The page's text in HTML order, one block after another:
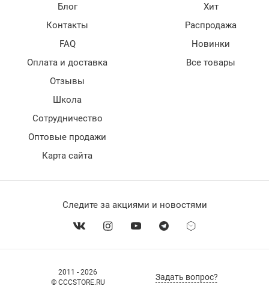
2011 - 2026
© CCCSTORE.RU
Задать вопрос?
Блог
Контакты
FAQ
Оплата и доставка
Отзывы
Школа
Сотрудничество
Оптовые продажи
Карта сайта
Хит
Распродажа
Новинки
Все товары
Следите за акциями и новостями